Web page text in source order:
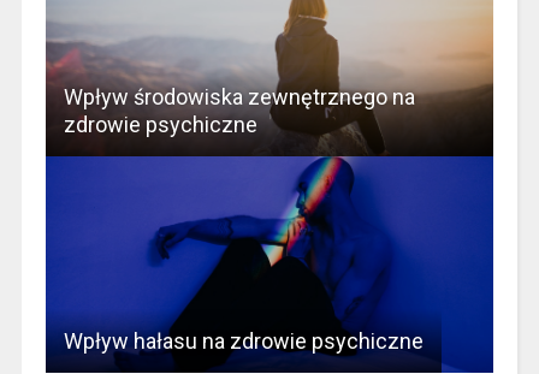
Wpływ środowiska zewnętrznego na
zdrowie psychiczne
Wpływ hałasu na zdrowie psychiczne